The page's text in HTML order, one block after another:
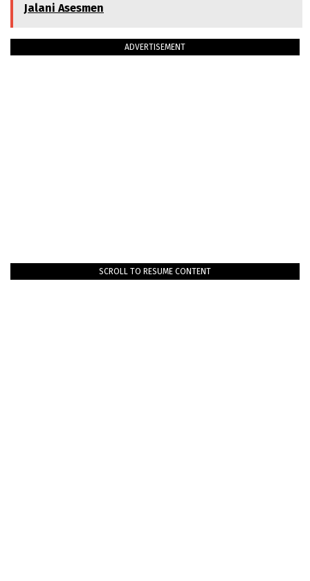
Jalani Asesmen
ADVERTISEMENT
SCROLL TO RESUME CONTENT